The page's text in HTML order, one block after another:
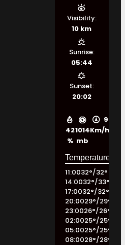
42
%
1014
mb
9
Km/h
Visibility:
10 km
Sunrise:
05:44
Sunset:
20:02
11:0032°/32°
14:0032°/33°
17:0032°/32°
20:0029°/29°
23:0026°/26°
02:0025°/25°
05:0025°/25°
08:0028°/28°